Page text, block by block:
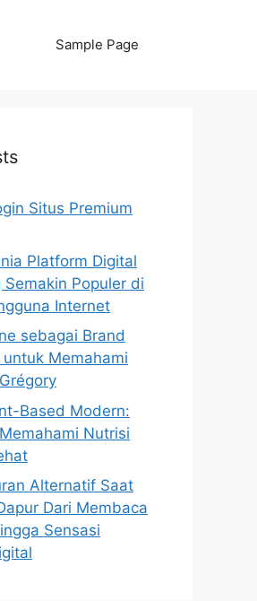
Sample Page
Situs Premium
Platform Digital
Populer di
Internet
sebagai Brand
Memahami
Based Modern:
Nutrisi
Alternatif Saat
Dari Membaca
Sensasi